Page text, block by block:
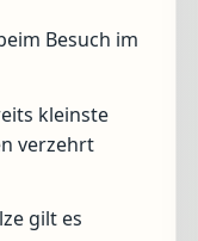
Besuch im
kleinste
verzehrt
gilt es